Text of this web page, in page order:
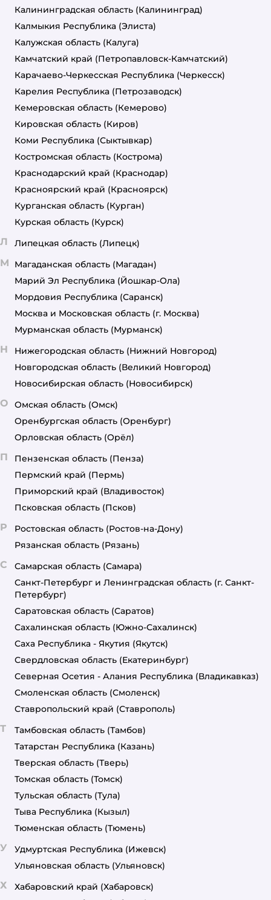
Калининградская область (Калининград)
Калмыкия Республика (Элиста)
Калужская область (Калуга)
Камчатский край (Петропавловск-Камчатский)
Карачаево-Черкесская Республика (Черкесск)
Карелия Республика (Петрозаводск)
Кемеровская область (Кемерово)
Кировская область (Киров)
Коми Республика (Сыктывкар)
Костромская область (Кострома)
Краснодарский край (Краснодар)
Красноярский край (Красноярск)
Курганская область (Курган)
Курская область (Курск)
Л Липецкая область (Липецк)
М Магаданская область (Магадан)
Марий Эл Республика (Йошкар-Ола)
Мордовия Республика (Саранск)
Москва и Московская область (г. Москва)
Мурманская область (Мурманск)
Н Нижегородская область (Нижний Новгород)
Новгородская область (Великий Новгород)
Новосибирская область (Новосибирск)
О Омская область (Омск)
Оренбургская область (Оренбург)
Орловская область (Орёл)
П Пензенская область (Пенза)
Пермский край (Пермь)
Приморский край (Владивосток)
Псковская область (Псков)
Р Ростовская область (Ростов-на-Дону)
Рязанская область (Рязань)
С Самарская область (Самара)
Санкт-Петербург и Ленинградская область (г. Санкт-
Петербург)
Саратовская область (Саратов)
Сахалинская область (Южно-Сахалинск)
Саха Республика - Якутия (Якутск)
Свердловская область (Екатеринбург)
Северная Осетия - Алания Республика (Владикавказ)
Смоленская область (Смоленск)
Ставропольский край (Ставрополь)
Т Тамбовская область (Тамбов)
Татарстан Республика (Казань)
Тверская область (Тверь)
Томская область (Томск)
Тульская область (Тула)
Тыва Республика (Кызыл)
Тюменская область (Тюмень)
У Удмуртская Республика (Ижевск)
Ульяновская область (Ульяновск)
Х Хабаровский край (Хабаровск)